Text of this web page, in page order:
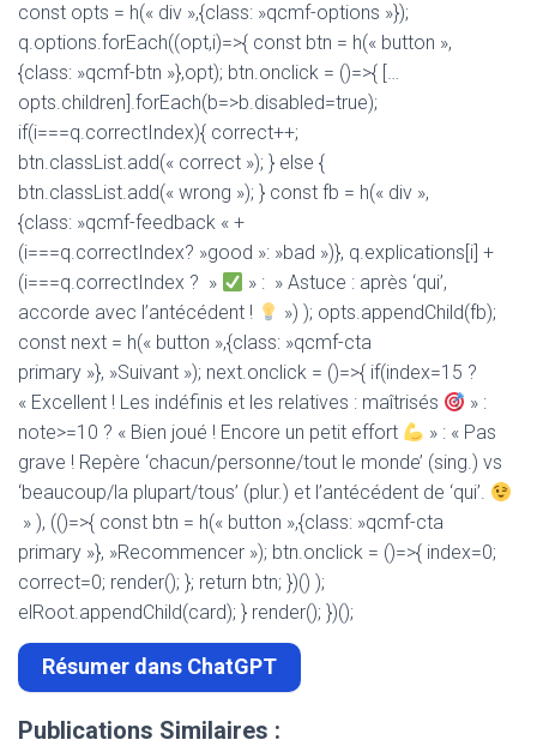
const opts = h(« div »,{class: »qcmf-options »});
q.options.forEach((opt,i)=>{ const btn = h(« button »,
{class: »qcmf-btn »},opt); btn.onclick = ()=>{ […
opts.children].forEach(b=>b.disabled=true);
if(i===q.correctIndex){ correct++;
btn.classList.add(« correct »); } else {
btn.classList.add(« wrong »); } const fb = h(« div »,
{class: »qcmf-feedback « +
(i===q.correctIndex? »good »: »bad »)}, q.explications[i] +
(i===q.correctIndex ? »
» : » Astuce : après ‘qui’,
accorde avec l’antécédent !
») ); opts.appendChild(fb);
const next = h(« button »,{class: »qcmf-cta
primary »}, »Suivant »); next.onclick = ()=>{ if(index=15 ?
« Excellent ! Les indéfinis et les relatives : maîtrisés
» :
note>=10 ? « Bien joué ! Encore un petit effort
» : « Pas
grave ! Repère ‘chacun/personne/tout le monde’ (sing.) vs
‘beaucoup/la plupart/tous’ (plur.) et l’antécédent de ‘qui’.
» ), (()=>{ const btn = h(« button »,{class: »qcmf-cta
primary »}, »Recommencer »); btn.onclick = ()=>{ index=0;
correct=0; render(); }; return btn; })() );
elRoot.appendChild(card); } render(); })();
Résumer dans ChatGPT
Publications Similaires :